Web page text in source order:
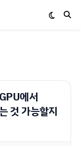
에서
것 가능할지